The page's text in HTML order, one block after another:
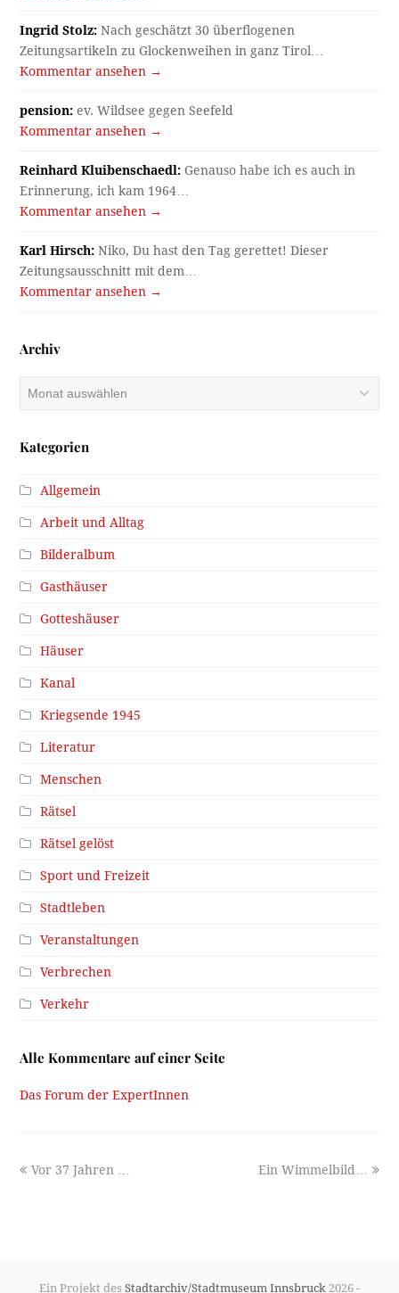
Ingrid Stolz: Nach geschätzt 30 überflogenen
Zeitungsartikeln zu Glockenweihen in ganz Tirol…
Kommentar ansehen →
pension: ev. Wildsee gegen Seefeld
Kommentar ansehen →
Reinhard Kluibenschaedl: Genauso habe ich es auch in
Erinnerung, ich kam 1964…
Kommentar ansehen →
Karl Hirsch: Niko, Du hast den Tag gerettet! Dieser
Zeitungsausschnitt mit dem…
Kommentar ansehen →
Archiv
Archiv
Kategorien
Allgemein
Arbeit und Alltag
Bilderalbum
Gasthäuser
Gotteshäuser
Häuser
Kanal
Kriegsende 1945
Literatur
Menschen
Rätsel
Rätsel gelöst
Sport und Freizeit
Stadtleben
Veranstaltungen
Verbrechen
Verkehr
Alle Kommentare auf einer Seite
Das Forum der ExpertInnen
previous
Vor 37 Jahren …
next
Ein Wimmelbild…
Ein Projekt des Stadtarchiv/Stadtmuseum Innsbruck 2026 -